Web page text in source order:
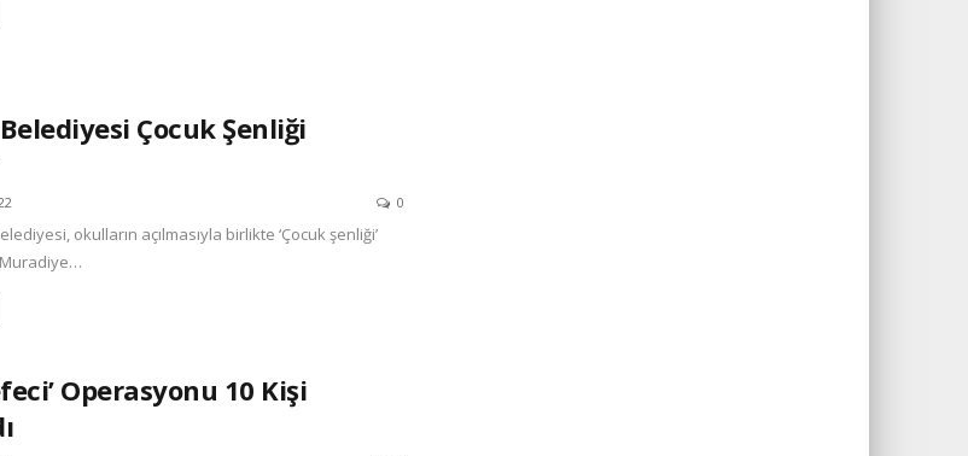
Çocuk Şenliği
0
okulların açılmasıyla birlikte ‘Çocuk şenliği’
Operasyonu 10 Kişi